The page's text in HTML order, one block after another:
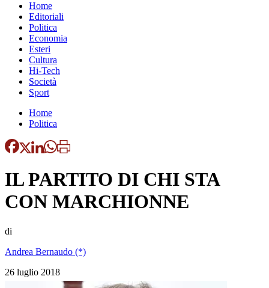
Home
Editoriali
Politica
Economia
Esteri
Cultura
Hi-Tech
Società
Sport
Home
Politica
IL PARTITO DI CHI STA
CON MARCHIONNE
di
Andrea Bernaudo (*)
26 luglio 2018